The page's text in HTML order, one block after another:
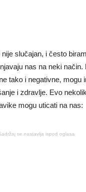
slučajan, i često
nas na neki način.
tako i negativne, mogu
i zdravlje. Evo
mogu uticati na nas:
se nastavlja ispod oglasa